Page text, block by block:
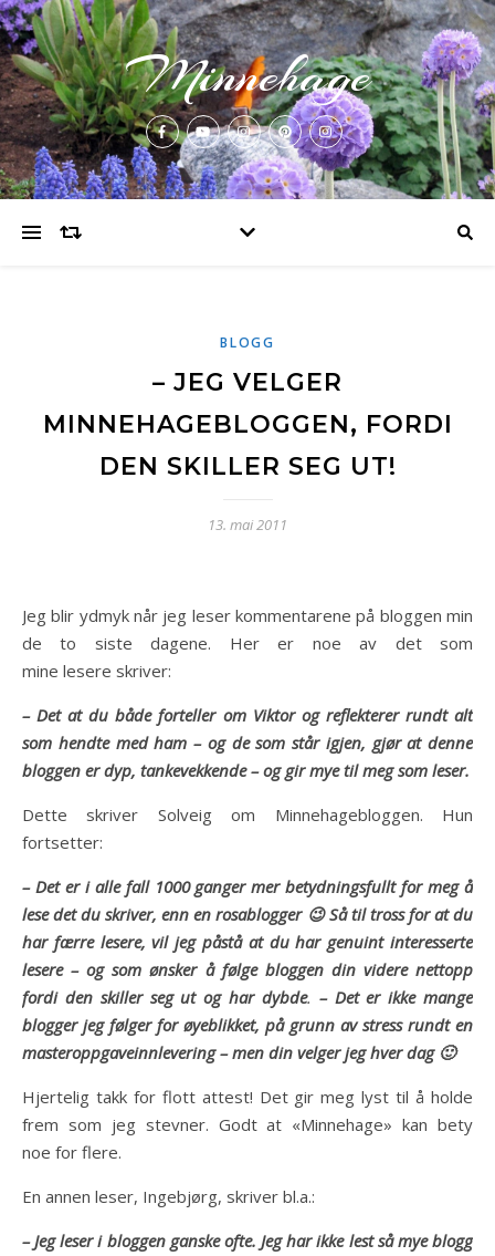
Minnehage
BLOGG
– JEG VELGER
MINNEHAGEBLOGGEN, FORDI
DEN SKILLER SEG UT!
13. mai 2011
Jeg blir ydmyk når jeg leser kommentarene på bloggen min
de to siste dagene. Her er noe av det som
mine lesere skriver:
– Det at du både forteller om Viktor og reflekterer rundt alt
som hendte med ham – og de som står igjen, gjør at denne
bloggen er dyp, tankevekkende – og gir mye til meg som leser.
Dette skriver Solveig om Minnehagebloggen. Hun
fortsetter:
– Det er i alle fall 1000 ganger mer betydningsfullt for meg å
lese det du skriver, enn en rosablogger 😉 Så til tross for at du
har færre lesere, vil jeg påstå at du har genuint interesserte
lesere – og som ønsker å følge bloggen din videre nettopp
fordi den skiller seg ut og har dybde. – Det er ikke mange
blogger jeg følger for øyeblikket, på grunn av stress rundt en
masteroppgaveinnlevering – men din velger jeg hver dag 🙂
Hjertelig takk for flott attest! Det gir meg lyst til å holde
frem som jeg stevner. Godt at «Minnehage» kan bety
noe for flere.
En annen leser, Ingebjørg, skriver bl.a.:
– Jeg leser i bloggen ganske ofte. Jeg har ikke lest så mye blogg